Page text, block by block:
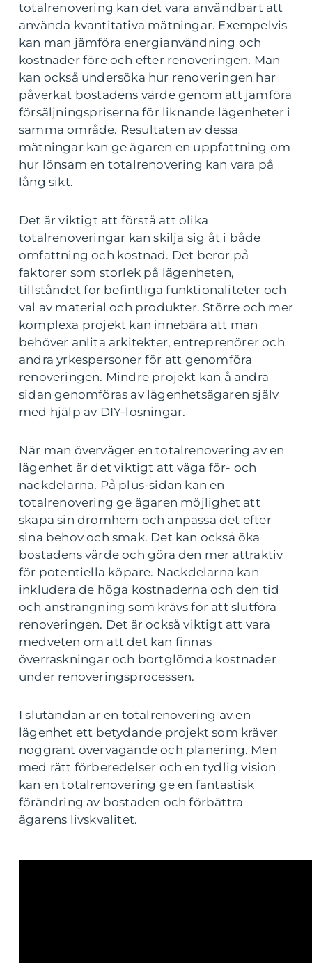
totalrenovering kan det vara användbart att
använda kvantitativa mätningar. Exempelvis
kan man jämföra energianvändning och
kostnader före och efter renoveringen. Man
kan också undersöka hur renoveringen har
påverkat bostadens värde genom att jämföra
försäljningspriserna för liknande lägenheter i
samma område. Resultaten av dessa
mätningar kan ge ägaren en uppfattning om
hur lönsam en totalrenovering kan vara på
lång sikt.
Det är viktigt att förstå att olika
totalrenoveringar kan skilja sig åt i både
omfattning och kostnad. Det beror på
faktorer som storlek på lägenheten,
tillståndet för befintliga funktionaliteter och
val av material och produkter. Större och mer
komplexa projekt kan innebära att man
behöver anlita arkitekter, entreprenörer och
andra yrkespersoner för att genomföra
renoveringen. Mindre projekt kan å andra
sidan genomföras av lägenhetsägaren själv
med hjälp av DIY-lösningar.
När man överväger en totalrenovering av en
lägenhet är det viktigt att väga för- och
nackdelarna. På plus-sidan kan en
totalrenovering ge ägaren möjlighet att
skapa sin drömhem och anpassa det efter
sina behov och smak. Det kan också öka
bostadens värde och göra den mer attraktiv
för potentiella köpare. Nackdelarna kan
inkludera de höga kostnaderna och den tid
och ansträngning som krävs för att slutföra
renoveringen. Det är också viktigt att vara
medveten om att det kan finnas
överraskningar och bortglömda kostnader
under renoveringsprocessen.
I slutändan är en totalrenovering av en
lägenhet ett betydande projekt som kräver
noggrant övervägande och planering. Men
med rätt förberedelser och en tydlig vision
kan en totalrenovering ge en fantastisk
förändring av bostaden och förbättra
ägarens livskvalitet.